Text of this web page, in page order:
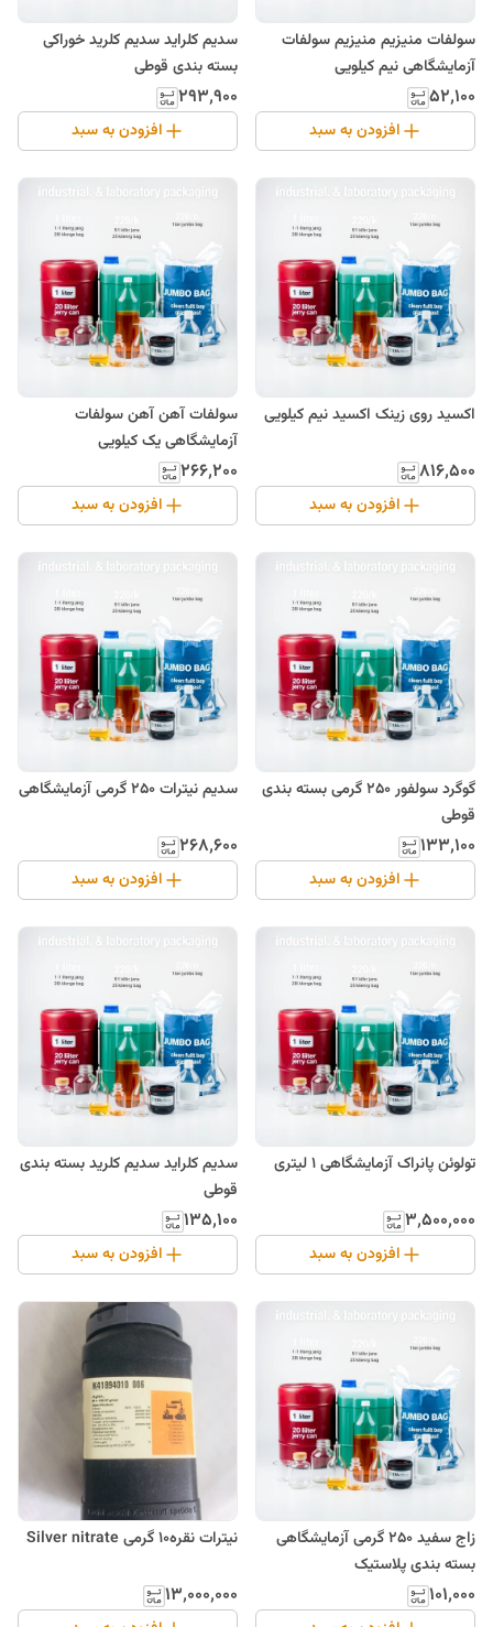
سولفات منیزیم منیزیم سولفات
آزمایشگاهی نیم کیلویی
۵۲٬۱۰۰
افزودن به سبد
سدیم کلراید سدیم کلرید خوراکی
بسته بندی قوطی
۲۹۳٬۹۰۰
افزودن به سبد
اکسید روی زینک اکسید نیم کیلویی
۸۱۶٬۵۰۰
افزودن به سبد
سولفات آهن آهن سولفات
آزمایشگاهی یک کیلویی
۲۶۶٬۲۰۰
افزودن به سبد
گوگرد سولفور 250 گرمی بسته بندی
قوطی
۱۳۳٬۱۰۰
افزودن به سبد
سدیم نیترات 250 گرمی آزمایشگاهی
۲۶۸٬۶۰۰
افزودن به سبد
تولوئن پانراک آزمایشگاهی 1 لیتری
۳٬۵۰۰٬۰۰۰
افزودن به سبد
سدیم کلراید سدیم کلرید بسته بندی
قوطی
۱۳۵٬۱۰۰
افزودن به سبد
زاج سفید 250 گرمی آزمایشگاهی
بسته بندی پلاستیک
۱۰۱٬۰۰۰
نیترات نقره10 گرمی Silver nitrate
۱۳٬۰۰۰٬۰۰۰